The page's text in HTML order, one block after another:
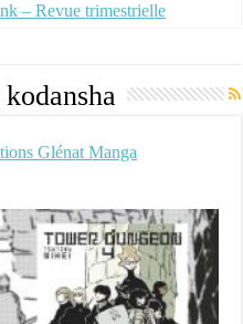
– Revue trimestrielle
Éditions
kodansha
Glénat Manga